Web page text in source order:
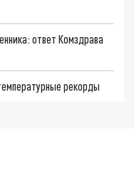
ответ Комздрава
рекорды